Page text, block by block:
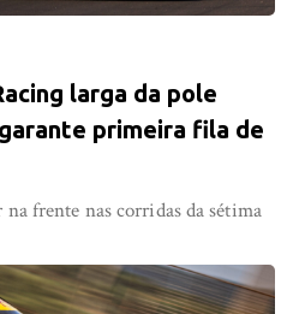
larga da pole
primeira fila de
frente nas corridas da sétima